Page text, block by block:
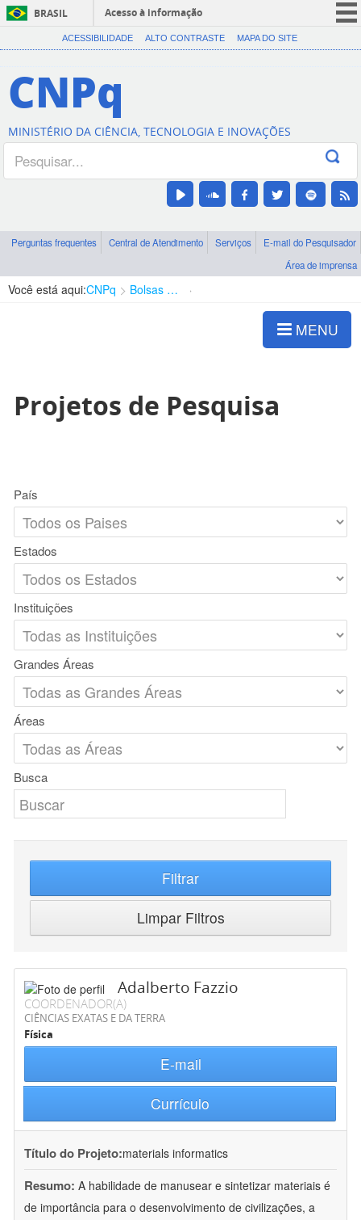
BRASIL
Acesso à informação
CORONAVÍRUS (COVID-19)
Canais
ACESSIBILIDADE ALTO CONTRASTE MAPA DO SITE
CNPq
MINISTÉRIO DA CIÊNCIA, TECNOLOGIA E INOVAÇÕES
Perguntas frequentes Central de Atendimento Serviços
E-mail do Pesquisador
Área de imprensa
Você está aqui:CNPq Bolsas e Auxílios Vigentes
MENU
Projetos de Pesquisa
País
Estados
Instituições
Grandes Áreas
Áreas
Busca
Filtrar
Limpar Filtros
Adalberto Fazzio
COORDENADOR(A)
CIÊNCIAS EXATAS E DA TERRA
Física
E-mail
Currículo
Título do Projeto:materials informatics
Resumo: A habilidade de manusear e sintetizar materiais é
de importância para o desenvolvimento de civilizações, a